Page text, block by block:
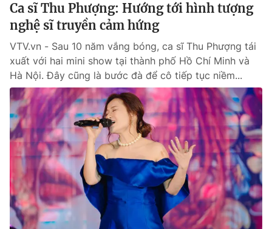
Góc doanh nghiệp
Truyền hình
Phim VTV
Hậu trường
Nhân vật
Khán giả
Giải sao mai
Giải trí
Điện ảnh
Âm nhạc
Sao
Đời sống
Du lịch
Làm đẹp
Chất lượng cuộc sống
Giáo dục
Tuyển sinh
Học trực tuyến
Công nghệ
Hitech Công nghệ tương lai
Sản phẩm
Thị trường
Giao lưu trực tuyến
Lịch phát sóng
Ca sĩ Thu Phượng: Hướng tới hình tượng
nghệ sĩ truyền cảm hứng
VTV.vn - Sau 10 năm vắng bóng, ca sĩ Thu Phượng tái
xuất với hai mini show tại thành phố Hồ Chí Minh và
Hà Nội. Đây cũng là bước đà để cô tiếp tục niềm...